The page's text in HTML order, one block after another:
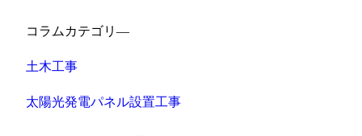
コラムカテゴリ―
土木工事
太陽光発電パネル設置工事